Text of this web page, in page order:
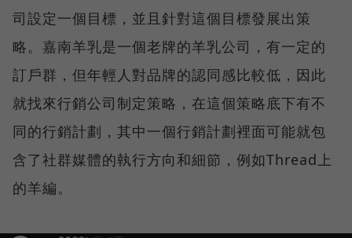
司設定一個目標，並且針對這個目標發展出策
略。嘉南羊乳是一個老牌的羊乳公司，有一定的
訂戶群，但年輕人對品牌的認同感比較低，因此
就找來行銷公司制定策略，在這個策略底下有不
同的行銷計劃，其中一個行銷計劃裡面可能就包
含了社群媒體的執行方向和細節，例如Thread上
的羊編。